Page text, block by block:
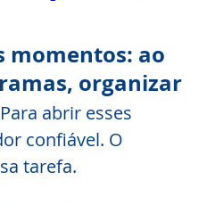
momentos: ao
organizar
Para abrir esses
confiável. O
tarefa.